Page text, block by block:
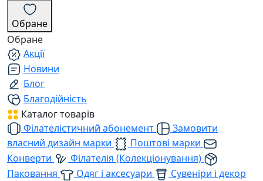
Обране
Обране
Акції
Новини
Блог
Благодійність
Каталог товарів
Філателістичний абонемент
Замовити
власний дизайн марки
Поштові марки
Конверти
Філателія (Колекціонування)
Паковання
Одяг і аксесуари
Сувеніри і декор